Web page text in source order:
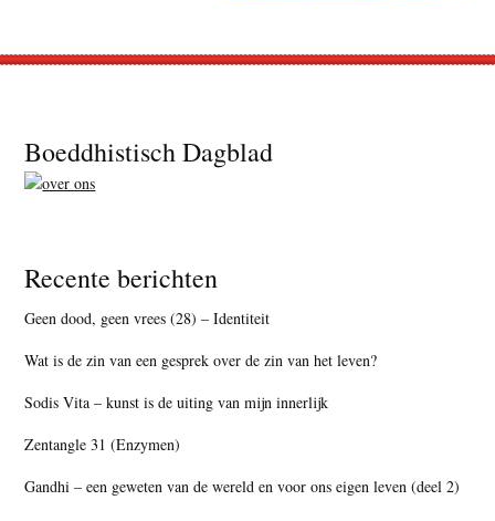
Footer
Boeddhistisch Dagblad
Recente berichten
Geen dood, geen vrees (28) – Identiteit
Wat is de zin van een gesprek over de zin van het leven?
Sodis Vita – kunst is de uiting van mijn innerlijk
Zentangle 31 (Enzymen)
Gandhi – een geweten van de wereld en voor ons eigen leven (deel 2)